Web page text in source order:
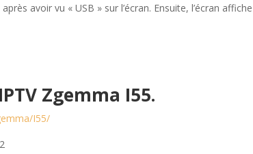
avoir vu « USB » sur l’écran. Ensuite, l’écran affiche
Zgemma I55.
I55/